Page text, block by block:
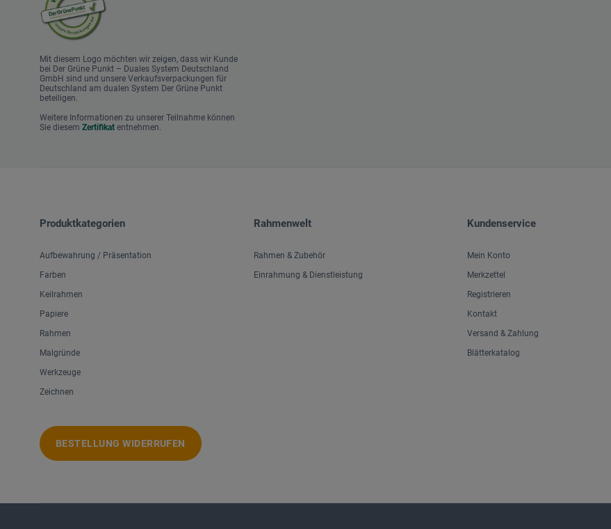
Mit diesem Logo möchten wir zeigen, dass wir Kunde
bei Der Grüne Punkt – Duales System Deutschland
GmbH sind und unsere Verkaufsverpackungen für
Deutschland am dualen System Der Grüne Punkt
beteiligen.
Weitere Informationen zu unserer Teilnahme können
Sie diesem Zertifikat entnehmen.
Produktkategorien
Aufbewahrung / Präsentation
Farben
Keilrahmen
Papiere
Rahmen
Malgründe
Werkzeuge
Zeichnen
BESTELLUNG WIDERRUFEN
Rahmenwelt
Rahmen & Zubehör
Einrahmung & Dienstleistung
Kundenservice
Mein Konto
Merkzettel
Registrieren
Kontakt
Versand & Zahlung
Blätterkatalog